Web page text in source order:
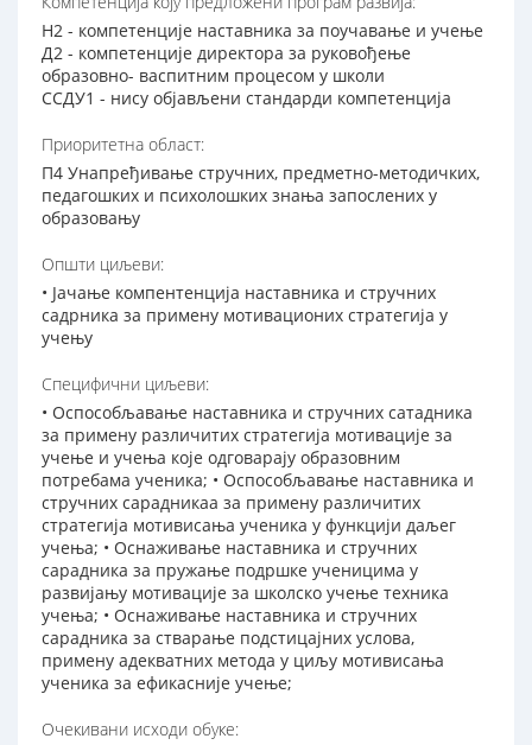
Н2 - компетенције наставника за поучавање и учење
Д2 - компетенције директора за руковођење
образовно- васпитним процесом у школи
ССДУ1 - нису објављени стандарди компетенција
Приоритетна област:
П4 Унапређивање стручних, предметно-методичких,
педагошких и психолошких знања запослених у
образовању
Општи циљеви:
• Јачање компентенција наставника и стручних
садрника за примену мотивационих стратегија у
учењу
Специфични циљеви:
• Оспособљавање наставника и стручних сатадника
за примену различитих стратегија мотивације за
учење и учења које одговарају образовним
потребама ученика; • Оспособљавање наставника и
стручних сарадникаа за примену различитих
стратегија мотивисања ученика у функцији даљег
учења; • Оснаживање наставника и стручних
сарадника за пружање подршке ученицима у
развијању мотивације за школско учење техника
учења; • Оснаживање наставника и стручних
сарадника за стварање подстицајних услова,
примену адекватних метода у циљу мотивисања
ученика за ефикасније учење;
Очекивани исходи обуке: